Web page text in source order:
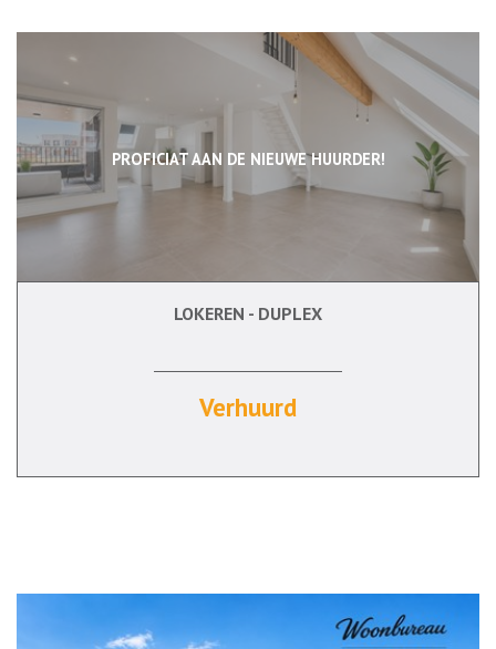
PROFICIAT AAN DE NIEUWE HUURDER!
106 m² 2
LOKEREN - DUPLEX
Verhuurd